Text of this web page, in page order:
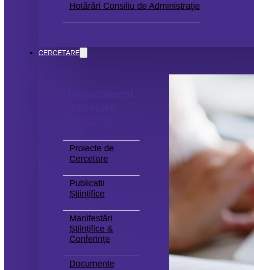
Hotărâri Consiliu de Administraţie
CERCETARE
Proiecte de
Cercetare
Publicații
Științifice
Manifestări
Științifice &
Conferințe
Documente